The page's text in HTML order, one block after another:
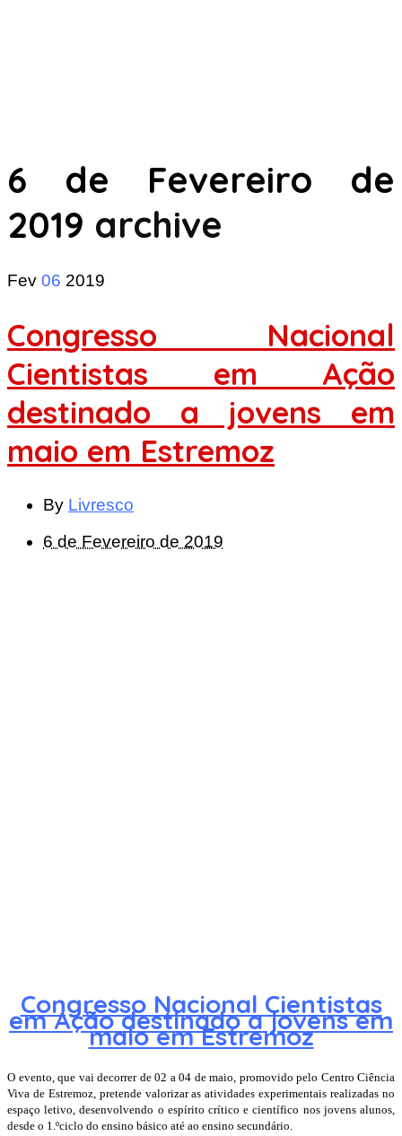
6 de Fevereiro de
2019 archive
Fev 06 2019
Congresso Nacional
Cientistas em Ação
destinado a jovens em
maio em Estremoz
By Livresco
6 de Fevereiro de 2019
Congresso Nacional Cientistas
em Ação destinado a jovens em
maio em Estremoz
O evento, que vai decorrer de 02 a 04 de maio, promovido pelo Centro Ciência
Viva de Estremoz, pretende valorizar as atividades experimentais realizadas no
espaço letivo, desenvolvendo o espírito crítico e científico nos jovens alunos,
desde o 1.ºciclo do ensino básico até ao ensino secundário.